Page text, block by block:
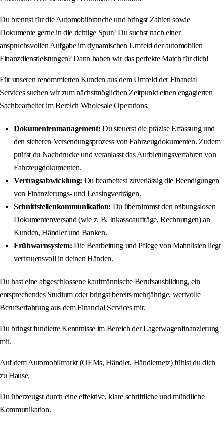
Du brennst für die Automobilbranche und bringst Zahlen sowie
Dokumente gerne in die richtige Spur? Du suchst nach einer
anspruchsvollen Aufgabe im dynamischen Umfeld der automobilen
Finanzdienstleistungen? Dann haben wir das perfekte Match für dich!
Für unseren renommierten Kunden aus dem Umfeld der Financial
Services suchen wir zum nächstmöglichen Zeitpunkt einen engagierten
Sachbearbeiter im Bereich Wholesale Operations.
Dokumentenmanagement: Du steuerst die präzise Erfassung und
den sicheren Versendungsprozess von Fahrzeugdokumenten. Zudem
prüfst du Nachdrucke und veranlasst das Aufbietungsverfahren von
Fahrzeugdokumenten.
Vertragsabwicklung: Du bearbeitest zuverlässig die Beendigungen
von Finanzierungs- und Leasingverträgen.
Schnittstellenkommunikation: Du übernimmst den reibungslosen
Dokumentenversand (wie z. B. Inkassoaufträge, Rechnungen) an
Kunden, Händler und Banken.
Frühwarnsystem: Die Bearbeitung und Pflege von Mahnlisten liegt
vertrauensvoll in deinen Händen.
Du hast eine abgeschlossene kaufmännische Berufsausbildung, ein
entsprechendes Studium oder bringst bereits mehrjährige, wertvolle
Berufserfahrung aus dem Financial Services mit.
Du bringst fundierte Kenntnisse im Bereich der Lagerwagenfinanzierung
mit.
Auf dem Automobilmarkt (OEMs, Händler, Händlernetz) fühlst du dich
zu Hause.
Du überzeugst durch eine effektive, klare schriftliche und mündliche
Kommunikation.